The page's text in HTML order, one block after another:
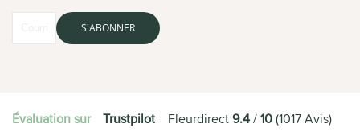
S'ABONNER
Évaluation sur Trustpilot Fleurdirect9.4/10(1017Avis)